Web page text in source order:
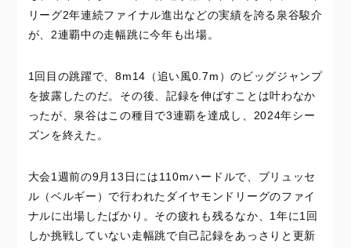
リーグ2年連続ファイナル進出などの実績を誇る泉谷駿介
が、2連覇中の走幅跳に今年も出場。
1回目の跳躍で、8m14（追い風0.7m）のビッグジャンプ
を披露したのだ。その後、記録を伸ばすことは叶わなか
ったが、泉谷はこの種目で3連覇を達成し、2024年シー
ズンを終えた。
大会1週前の9月13日には110mハードルで、ブリュッセ
ル（ベルギー）で行われたダイヤモンドリーグのファイ
ナルに出場したばかり。その疲れも残るなか、1年に1回
しか挑戦していない走幅跳で自己記録をあっさりと更新